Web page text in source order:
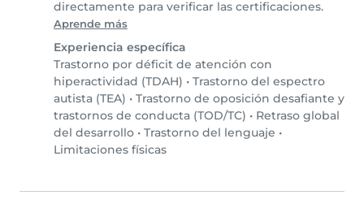
directamente para verificar las certificaciones.
Aprende más
Experiencia específica
Trastorno por déficit de atención con
hiperactividad (TDAH) • Trastorno del espectro
autista (TEA) • Trastorno de oposición desafiante y
trastornos de conducta (TOD/TC) • Retraso global
del desarrollo • Trastorno del lenguaje •
Limitaciones físicas